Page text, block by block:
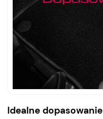
Idealne dopasowanie